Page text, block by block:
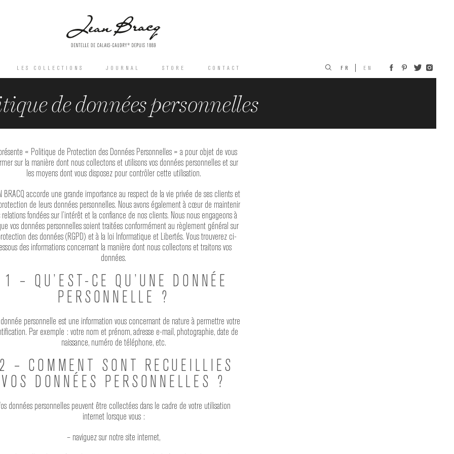
LES COLLECTIONS JOURNAL STORE CONTACT FR EN
de données personnelles
« Politique de Protection des Données Personnelles » a pour objet de vous
sur la manière dont nous collectons et utilisons vos données personnelles et sur
les moyens dont vous disposez pour contrôler cette utilisation.
BRACQ accorde une grande importance au respect de la vie privée de ses clients et
de leurs données personnelles. Nous avons également à cœur de maintenir
relations fondées sur l’intérêt et la confiance de nos clients. Nous nous engageons à
vos données personnelles soient traitées conformément au règlement général sur
des données (RGPD) et à la loi Informatique et Libertés. Vous trouverez ci-
des informations concernant la manière dont nous collectons et traitons vos
données.
1 – QU’EST-CE QU’UNE DONNÉE
PERSONNELLE ?
personnelle est une information vous concernant de nature à permettre votre
Par exemple : votre nom et prénom, adresse e-mail, photographie, date de
naissance, numéro de téléphone, etc.
2 – COMMENT SONT RECUEILLIES
VOS DONNÉES PERSONNELLES ?
données personnelles peuvent être collectées dans le cadre de votre utilisation
internet lorsque vous :
– naviguez sur notre site internet,